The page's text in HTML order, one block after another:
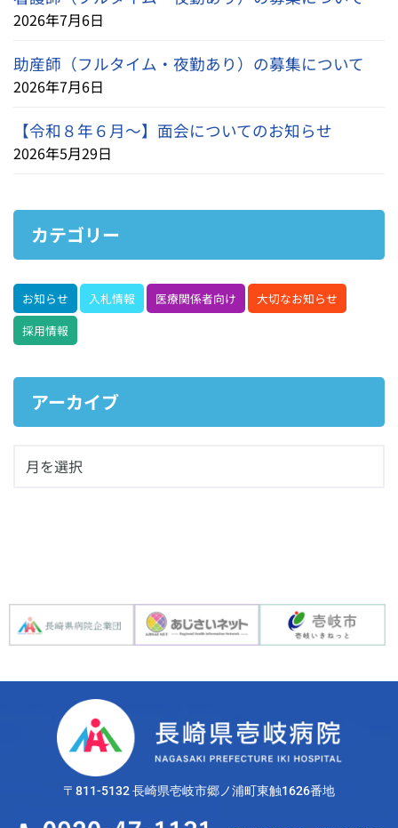
2026年7月6日
助産師（フルタイム・夜勤あり）の募集について
2026年7月6日
【令和８年６月～】面会についてのお知らせ
2026年5月29日
カテゴリー
お知らせ 入札情報 医療関係者向け
大切なお知らせ
採用情報
アーカイブ
〒811-5132 長崎県壱岐市郷ノ浦町東触1626番地